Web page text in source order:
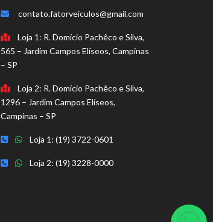
contato.fatorveiculos@gmail.com
Loja 1: R. Domício Pachêco e Silva,
565 – Jardim Campos Elíseos, Campinas
– SP
Loja 2: R. Domício Pachêco e Silva,
1296 – Jardim Campos Elíseos,
Campinas – SP
Loja 1: (19) 3722-0601
Loja 2: (19) 3228-0000